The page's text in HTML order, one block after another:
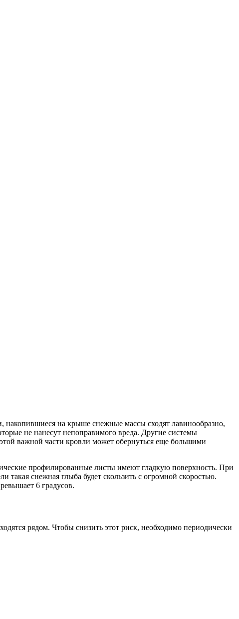
накопившиеся на крыше снежные массы сходят лавинообразно,
не нанесут непоправимого вреда. Другие системы
важной части кровли может обернуться еще большими
профилированные листы имеют гладкую поверхность. При
такая снежная глыба будет скользить с огромной скоростью.
6 градусов.
рядом. Чтобы снизить этот риск, необходимо периодически